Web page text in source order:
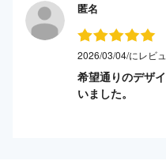
匿名
2026/03/04/にレビ
希望通りのデザ
いました。